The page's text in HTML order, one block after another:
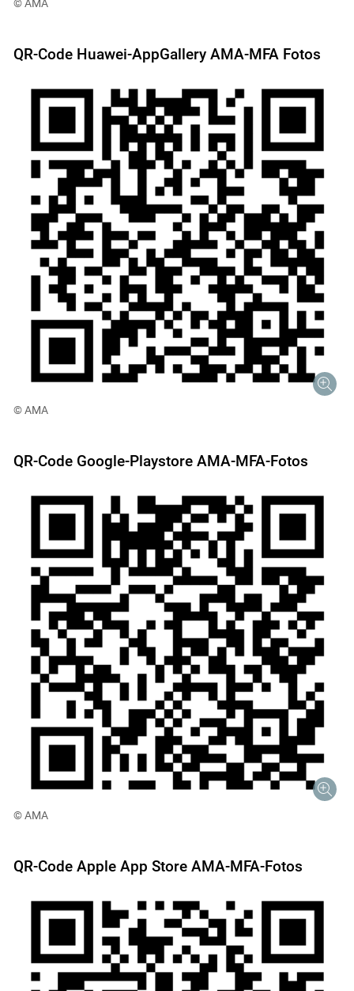
© AMA
QR-Code Huawei-AppGallery AMA-MFA Fotos
© AMA
QR-Code Google-Playstore AMA-MFA-Fotos
© AMA
QR-Code Apple App Store AMA-MFA-Fotos